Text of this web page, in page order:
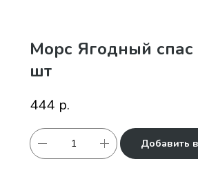
Морс Ягодный
шт
444 р.
Добавить